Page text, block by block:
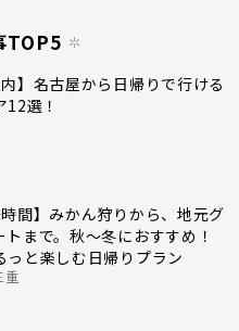
TOP5
内】名古屋から日帰りで行ける
選！
時間】みかん狩りから、地元グ
まで。秋〜冬におすすめ！
っと楽しむ日帰りプラン
重